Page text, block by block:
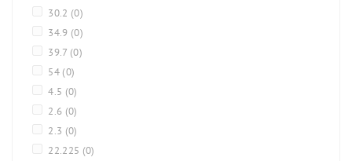
30.2 (0)
34.9 (0)
39.7 (0)
54 (0)
4.5 (0)
2.6 (0)
2.3 (0)
22.225 (0)